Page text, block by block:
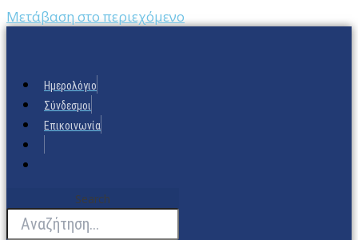
Μετάβαση στο περιεχόμενο
Ημερολόγιο
Σύνδεσμοι
Επικοινωνία
Search